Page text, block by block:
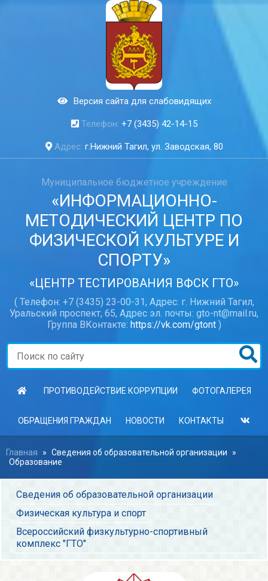
Версия сайта для слабовидящих
Телефон: +7 (3435) 42-14-15
Адрес: г.Нижний Тагил, ул. Заводская, 80
Муниципальное бюджетное учреждение
«ИНФОРМАЦИОННО-
МЕТОДИЧЕСКИЙ ЦЕНТР ПО
ФИЗИЧЕСКОЙ КУЛЬТУРЕ И
СПОРТУ»
«ЦЕНТР ТЕСТИРОВАНИЯ ВФСК ГТО»
( Телефон: +7 (3435) 23-00-31, Адрес: г. Нижний Тагил,
Уральский проспект, 65, Адрес эл. почты: gto-nt@mail.ru,
Группа ВКонтакте: https://vk.com/gtont)
ПРОТИВОДЕЙСТВИЕ КОРРУПЦИИ ФОТОГАЛЕРЕЯ
ОБРАЩЕНИЯ ГРАЖДАН НОВОСТИ КОНТАКТЫ
Главная » Сведения об образовательной организации
»
Образование
Сведения об образовательной организации
Физическая культура и спорт
Всероссийский физкультурно-спортивный
комплекс "ГТО"